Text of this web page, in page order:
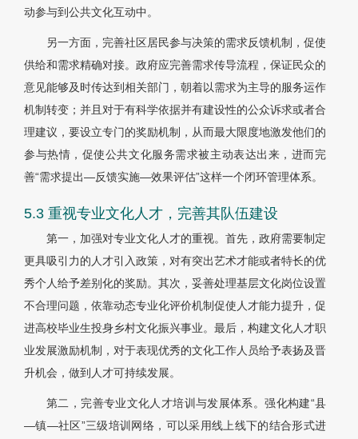
动参与到公共文化互动中。
另一方面，完善社区居民参与决策的需求反馈机制，促使
供给和需求精确对接。政府应完善需求传导流程，保证民众的
意见能够及时传达到相关部门，朝着以需求为主导的服务运作
机制转变；并且对于有科学依据并有建设性的公众诉求或者合
理建议，要设立专门的奖励机制，从而最大限度地激发他们的
参与热情，促使公共文化服务需求被主动表达出来，进而完
善“需求提出—反馈实施—效果评估”这样一个闭环管理体系。
5.3 重视专业文化人才，完善其队伍建设
第一，加强对专业文化人才的重视。首先，政府需要制定
更具吸引力的人才引入政策，对有突出艺术才能或者特长的优
秀个人给予差别化的奖励。其次，妥善处理基层文化岗位设置
不合理问题，依靠动态专业化评价机制促使人才能力提升，促
进高校毕业生投身乡村文化振兴事业。最后，构建文化人才职
业发展激励机制，对于表现优秀的文化工作人员给予表扬及晋
升机会，做到人才可持续发展。
第二，完善专业文化人才培训与发展体系。强化构建“县
—镇—社区”三级培训网络，可以采用线上线下的结合形式进